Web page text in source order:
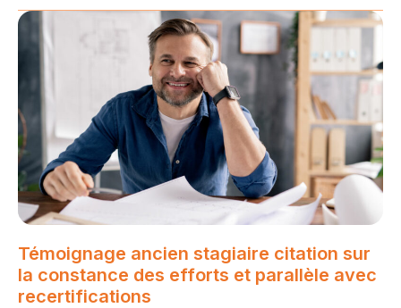
Témoignage ancien stagiaire citation sur
la constance des efforts et parallèle avec
recertifications